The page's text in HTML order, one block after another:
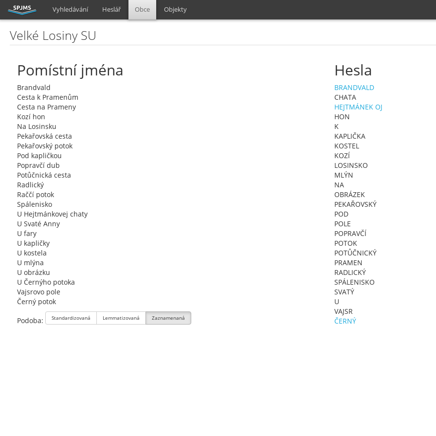
Vyhledávání Heslář Obce Objekty
Velké Losiny SU
Pomístní jména
Brandvald
Cesta k Pramenům
Cesta na Prameny
Kozí hon
Na Losinsku
Pekařovská cesta
Pekařovský potok
Pod kapličkou
Popravčí dub
Potůčnická cesta
Radlický
Raččí potok
Spálenisko
U Hejtmánkovej chaty
U Svaté Anny
U fary
U kapličky
U kostela
U mlýna
U obrázku
U Černýho potoka
Vajsrovo pole
Černý potok
Podoba: Standardizovaná Lemmatizovaná Zaznamenaná
Hesla
BRANDVALD
CHATA
HEJTMÁNEK OJ
HON
K
KAPLIČKA
KOSTEL
KOZÍ
LOSINSKO
MLÝN
NA
OBRÁZEK
PEKAŘOVSKÝ
POD
POLE
POPRAVČÍ
POTOK
POTŮČNICKÝ
PRAMEN
RADLICKÝ
SPÁLENISKO
SVATÝ
U
VAJSR
ČERNÝ